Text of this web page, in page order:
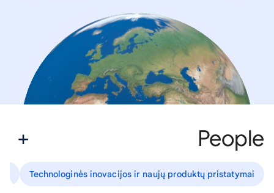
People
Technologinės inovacijos ir naujų produktų pristatymai